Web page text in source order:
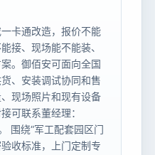
卡通改造，报价不能
接、现场能不能装、
。御佰安可面向全国
、安装调试协同和售
现场照片和现有设备
可联系董经理：
围绕“军工配套园区门
收标准，上门定制专